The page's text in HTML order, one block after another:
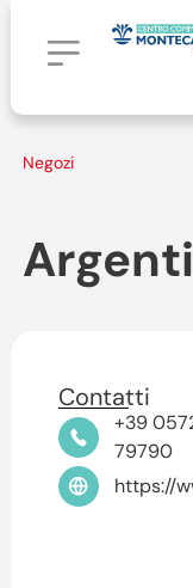
Negozi
Contatti
+39
79790
https://